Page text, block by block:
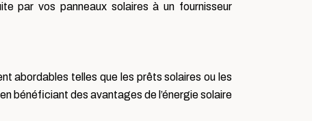
par vos panneaux solaires à un fournisseur
abordables telles que les prêts solaires ou les
bénéficiant des avantages de l’énergie solaire